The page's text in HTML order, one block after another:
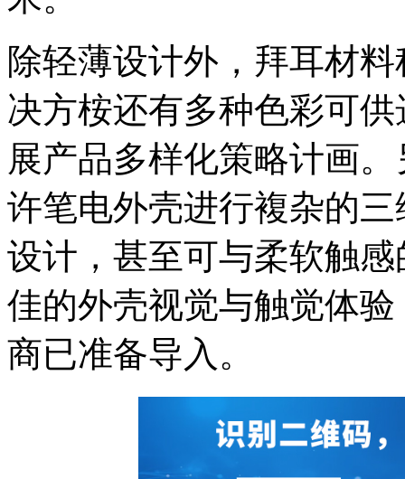
除轻薄设计外，拜耳材
决方桉还有多种色彩可
展产品多样化策略计画
许笔电外壳进行複杂的
设计，甚至可与柔软触
佳的外壳视觉与触觉体
商已准备导入。